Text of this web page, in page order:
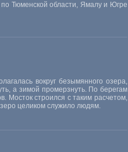
Тюменской области, Ямалу и Югре
вокруг безымянного озера,
а зимой промерзнуть. По берегам
Мосток строился с таким расчетом,
целиком служило людям.